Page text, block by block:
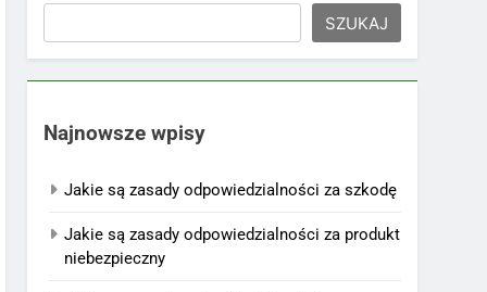
SZUKAJ
Najnowsze wpisy
Jakie są zasady odpowiedzialności za szkodę
Jakie są zasady odpowiedzialności za produkt
niebezpieczny